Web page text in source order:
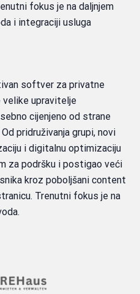
fokus je na daljnjem
i integraciji usluga
softver za privatne
velike upravitelje
cijenjeno od strane
pridruživanja grupi, novi
i digitalnu optimizaciju
za podršku i postigao veći
kroz poboljšani content
Trenutni fokus je na